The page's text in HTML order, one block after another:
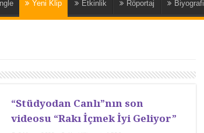
Yeni Klip Etkinlik Röportaj Biyografi
“Stüdyodan Canlı”nın son
videosu “Rakı İçmek İyi Geliyor”